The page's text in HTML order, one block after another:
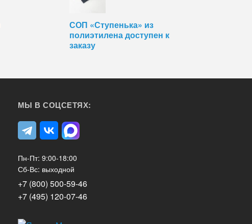
СОП «Ступенька» из
полиэтилена доступен к
заказу
МЫ В СОЦСЕТЯХ:
Пн-Пт: 9:00-18:00
Сб-Вс: выходной
+7 (800) 500-59-46
+7 (495) 120-07-46